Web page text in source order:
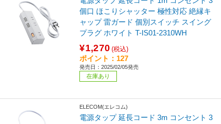
個口 ほこりシャッター 極性対応 絶縁キ
ャップ 雷ガード 個別スイッチ スイング
プラグ ホワイト T-IS01-2310WH
¥1,270 (税込)
ポイント：127
発売日：2025/02/05発売
在庫あり
ELECOM(エレコム)
電源タップ 延長コード 3m コンセント 3